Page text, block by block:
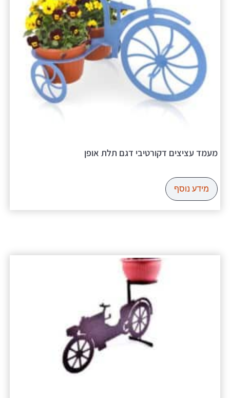
מעמד עציצים דקורטיבי דגם תלת אופן
מידע נוסף